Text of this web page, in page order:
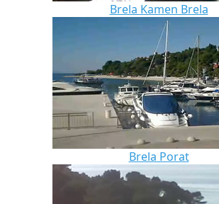
Brela Kamen Brela
Brela Porat